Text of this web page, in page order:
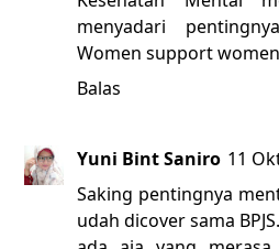
menyadari
Women support
Balas
Yuni Bint Saniro 11
Saking pentingnya
udah dicover sama